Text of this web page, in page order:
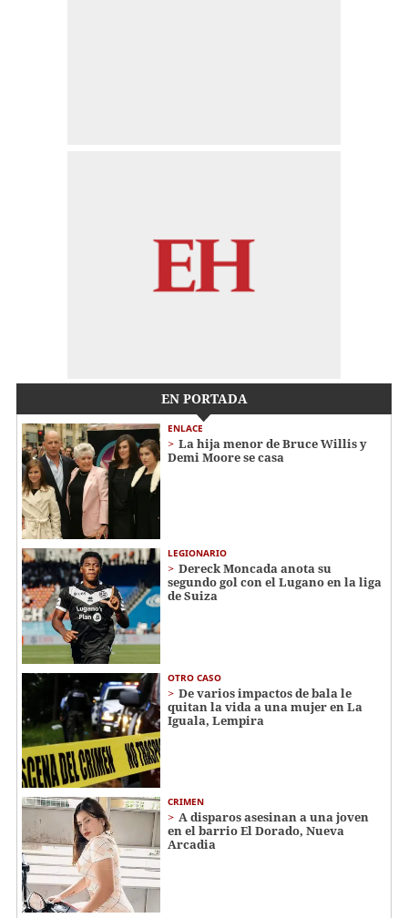
EN PORTADA
ENLACE
La hija menor de Bruce Willis y
Demi Moore se casa
LEGIONARIO
Dereck Moncada anota su
segundo gol con el Lugano en la liga
de Suiza
OTRO CASO
De varios impactos de bala le
quitan la vida a una mujer en La
Iguala, Lempira
CRIMEN
A disparos asesinan a una joven
en el barrio El Dorado, Nueva
Arcadia